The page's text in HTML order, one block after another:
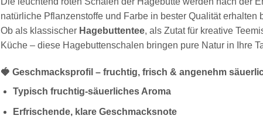
natürliche Pflanzenstoffe und Farbe in bester Qualität erhalten
Ob als klassischer Hagebuttentee, als Zutat für kreative
Küche – diese Hagebuttenschalen bringen pure Natur in Ihre
🍓 Geschmacksprofil – fruchtig, frisch & angenehm
Typisch fruchtig-säuerliches Aroma
Erfrischende, klare Geschmacksnote